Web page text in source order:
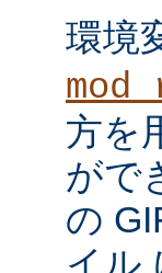
環境
方を
がで
の
イル